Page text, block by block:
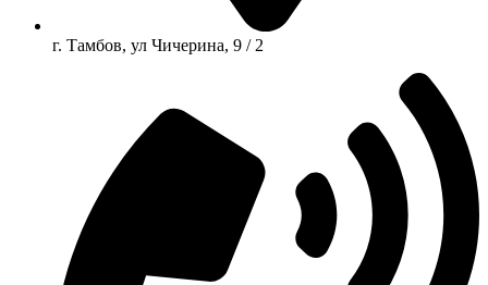
г. Тамбов, ул Чичерина, 9 / 2